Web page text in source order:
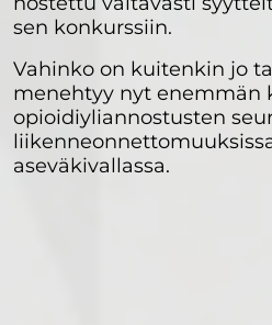
sen konkurssiin.
Vahinko on kuitenkin jo
menehtyy nyt enemmän
opioidiyliannostusten
aseväkivallassa.